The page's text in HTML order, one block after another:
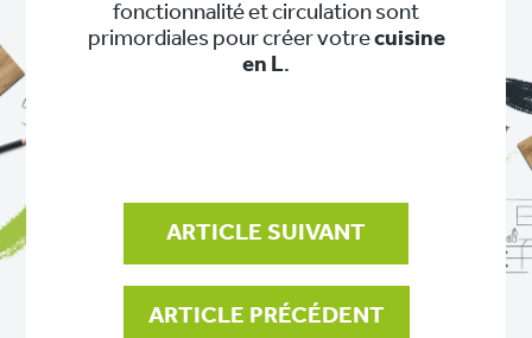
fonctionnalité et circulation sont
primordiales pour créer votrecuisine
en L.
L’ARTICLE
ARTICLE PRÉCÉDENT
ARTICLE SUIVANT